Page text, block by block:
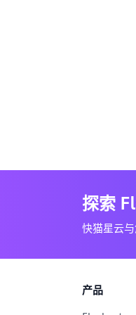
探索
快猫星云
产品